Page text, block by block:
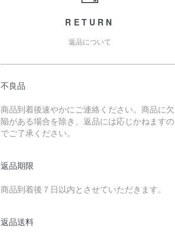
RETURN
返品について
不良品
商品到着後速やかにご連絡ください。商品に欠
陥がある場合を除き、返品には応じかねますの
でご了承ください。
返品期限
商品到着後７日以内とさせていただきます。
返品送料